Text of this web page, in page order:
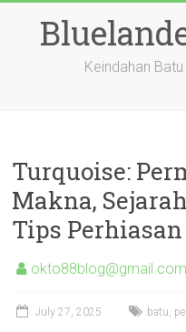
content
Keindahan
Turquoise:
Makna,
Tips
okto88blog@gmail.com
July 27, 2025 batu,